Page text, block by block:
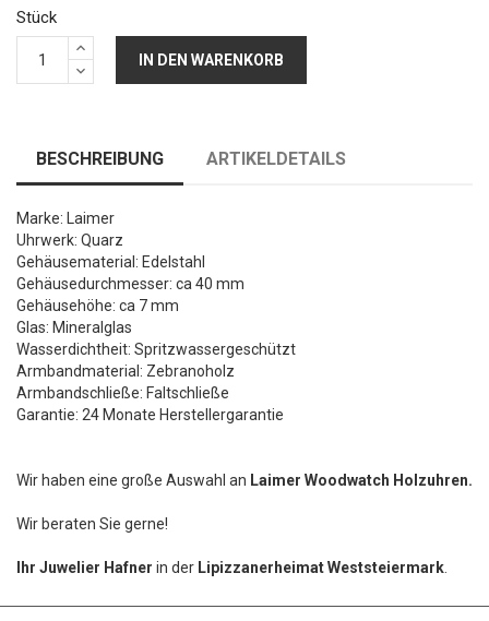
Stück
IN DEN WARENKORB
BESCHREIBUNG ARTIKELDETAILS
Marke: Laimer
Uhrwerk: Quarz
Gehäusematerial: Edelstahl
Gehäusedurchmesser: ca 40 mm
Gehäusehöhe: ca 7 mm
Glas: Mineralglas
Wasserdichtheit: Spritzwassergeschützt
Armbandmaterial: Zebranoholz
Armbandschließe: Faltschließe
Garantie: 24 Monate Herstellergarantie
Wir haben eine große Auswahl an Laimer Woodwatch Holzuhren.
Wir beraten Sie gerne!
Ihr Juwelier Hafner in der Lipizzanerheimat Weststeiermark